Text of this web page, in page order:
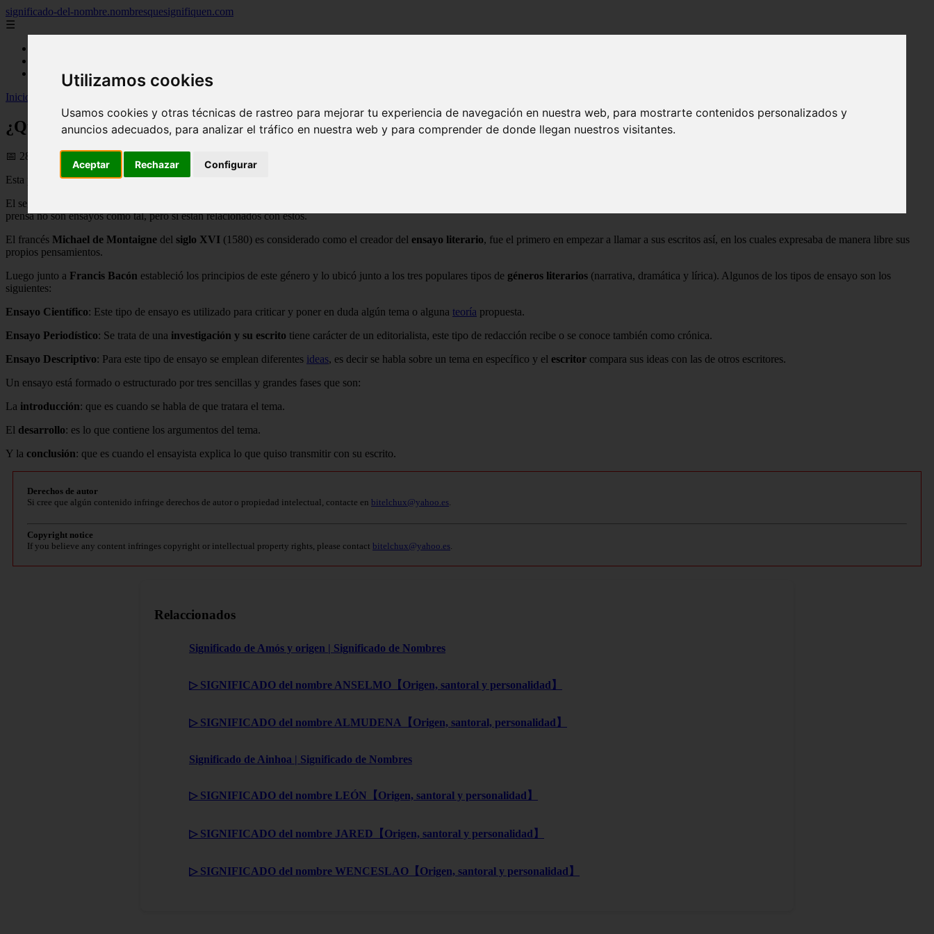
Utilizamos cookies
Usamos cookies y otras técnicas de rastreo para mejorar tu experiencia de navegación en nuestra web, para mostrarte contenidos personalizados y
anuncios adecuados, para analizar el tráfico en nuestra web y para comprender de donde llegan nuestros visitantes.
Aceptar Rechazar Configurar
significado-del-nombre.nombresquesignifiquen.com
☰
nombres masculinos
Inicio
¿Que es Ensayo?
📅 28/07/2025
Esta palabra se define de dos distintas maneras, la primera es cuando se refiere a ensayar, realizar
El segundo concepto da referencia a la composición de algún ensayo de género literario, que se utiliza para criticar u opinar sobre algún
prensa no son ensayos como tal, pero si están relacionados con estos.
El francés Michael de Montaigne del siglo XVI (1580) es considerado como el creador del ensayo literario, fue el primero en empezar a llamar a sus escritos así, en los cuales expresaba de manera libre sus
propios pensamientos.
Luego junto a Francis Bacón estableció los principios de este género y lo ubicó junto a los tres populares tipos de géneros literarios (narrativa, dramática y lírica). Algunos de los tipos de ensayo son los
siguientes:
Ensayo Científico: Este tipo de ensayo es utilizado para criticar y poner en duda algún tema o alguna teoría propuesta.
Ensayo Periodístico: Se trata de una investigación y su escrito tiene carácter de un editorialista, este tipo de redacción recibe o se conoce también como crónica.
Ensayo Descriptivo: Para este tipo de ensayo se emplean diferentes ideas, es decir se habla sobre un tema en específico y el escritor compara sus ideas con las de otros escritores.
Un ensayo está formado o estructurado por tres sencillas y grandes fases que son:
La introducción: que es cuando se habla de que tratara el tema.
El desarrollo: es lo que contiene los argumentos del tema.
Y la conclusión: que es cuando el ensayista explica lo que quiso transmitir con su escrito.
Derechos de autor
Si cree que algún contenido infringe derechos de autor o propiedad intelectual, contacte en bitelchux@yahoo.es
Copyright notice
If you believe any content infringes copyright or intellectual property rights, please contact bitelchux@yahoo.es
Relaccionados
Significado de Amós y origen | Significado de Nombres
▷ SIGNIFICADO del nombre ANSELMO【Origen, santoral y personalidad】
▷ SIGNIFICADO del nombre ALMUDENA【Origen, santoral, personalidad】
Significado de Ainhoa | Significado de Nombres
▷ SIGNIFICADO del nombre LEÓN【Origen, santoral y personalidad】
▷ SIGNIFICADO del nombre JARED【Origen, santoral y personalidad】
▷ SIGNIFICADO del nombre WENCESLAO【Origen, santoral y personalidad】